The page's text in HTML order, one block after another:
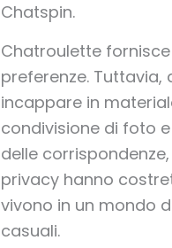
Chatspin.
Chatroulette
preferenze. Tuttavia,
incappare in
condivisione di foto
delle
privacy hanno
vivono in un mondo
casuali.